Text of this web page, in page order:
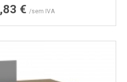
Preço
€ /sem IVA